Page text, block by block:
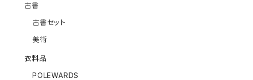
古書
古書セット
美術
衣料品
POLEWARDS